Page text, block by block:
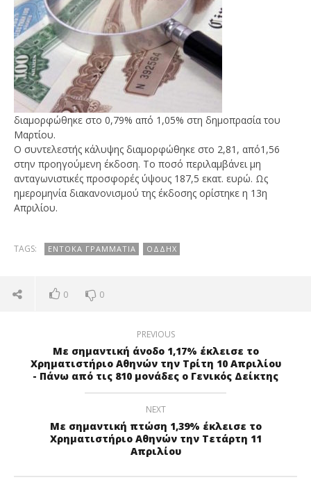
NOW VIEWING
ΟΔΔΗΧ: Αντλήθηκαν 813 εκατ.ευρώ από την
έκδοση τριμήνων εντόκων γραμματίων
11/04/2018
Metoxes
Online
διαμορφώθηκε στο 0,79% από 1,05% στη δημοπρασία του
Μαρτίου.
O συντελεστής κάλυψης διαμορφώθηκε στο 2,81, από1,56
στην προηγούμενη έκδοση. Το ποσό περιλαμβάνει μη
ανταγωνιστικές προσφορές ύψους 187,5 εκατ. ευρώ. Ως
ημερομηνία διακανονισμού της έκδοσης ορίστηκε η 13η
Απριλίου.
TAGS: ΕΝΤΟΚΑ ΓΡΑΜΜΆΤΙΑ ΟΔΔΗΧ
0 0
PREVIOUS
Με σημαντική άνοδο 1,17% έκλεισε το
Χρηματιστήριο Αθηνών την Τρίτη 10 Απριλίου
- Πάνω από τις 810 μονάδες ο Γενικός Δείκτης
NEXT
Με σημαντική πτώση 1,39% έκλεισε το
Χρηματιστήριο Αθηνών την Τετάρτη 11
Απριλίου